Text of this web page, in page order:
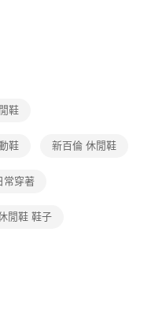
中的連結，可透過四大超商／
交易完成。
帳頁面顯示為準，若有關於
，請聯繫「AFTEE先享後付
support/home
先享後付」服務完成之交
監護人之同意方可使用
帳號之用戶狀況，依本公司即
鞋
鞋 新百倫 休閒鞋
常穿著
閒鞋 鞋子